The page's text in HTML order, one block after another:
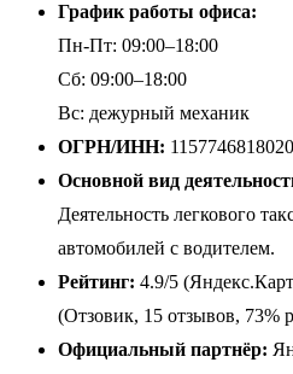
График работы офиса:
Пн-Пт: 09:00–18:00
Сб: 09:00–18:00
Вс: дежурный механик
ОГРН/ИНН:
Основной вид
Деятельность легкового
автомобилей с водителем.
Рейтинг: 4.9/5
(Отзовик, 15 отзывов, 73%
Официальный партнёр: